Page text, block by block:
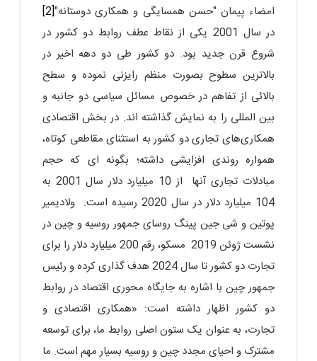
امضاء پیمان "حسن همسایگی و همکاری دوستانه"[2]
در سال 2001 یکی از نقاط عطف روابط دو کشور در
شروع قرن جدید بود. دو کشور طی دو دهه اخیر در
بالاترین سطوح بصورت منظم رایزنی نموده و سطح
بالائی از تفاهم در خصوص مسائل سیاسی دو جانبه و
بین المللی را به نمایش گذاشته اند. در بخش اقتصادی
همکاری‌های تجاری دو کشور به استثنای مقاطعی کوتاه،
همواره روندی افزایشی داشته؛ بگونه ای که حجم
مبادلات تجاری آنها از 10 میلیارد دلار سال 2001 به
104 میلیارد دلار در سال 2020 رسیده است. ولادیمیر
پوتین و شی جین پینگ روسای جمهور روسیه و چین در
نشست ژوئن 2019 مسکو، رقم 200 میلیارد دلار را برای
تجارت دو کشور تا سال 2024 هدف گذاری کرده و رئیس
جمهور چین با اشاره به جایگاه محوری اقتصاد در روابط
دو کشور اظهار داشته است: «همکاری اقتصادی و
تجارت، به عنوان یک ستون اصلی روابط ما، برای توسعه
مشترک و احیای مجدد چین و روسیه بسیار مهم است. ما